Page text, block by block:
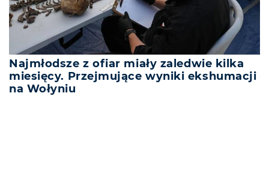
Najmłodsze z ofiar miały zaledwie kilka
miesięcy. Przejmujące wyniki ekshumacji
na Wołyniu